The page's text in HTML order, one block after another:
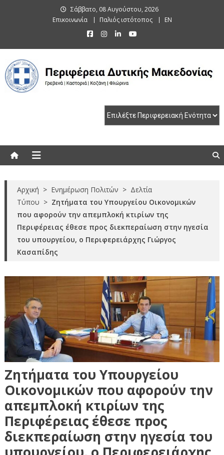
Σάββατο, 08 Αυγούστου, 2026
Επικοινωνία
Παλιός ιστότοπος EN
Αρχική > Ενημέρωση Πολιτών > Δελτία
Τύπου > Ζητήματα του Υπουργείου Οικονομικών
που αφορούν την απεμπλοκή κτιρίων της
Περιφέρειας έθεσε προς διεκπεραίωση στην ηγεσία
του υπουργείου, ο Περιφερειάρχης Γιώργος
Κασαπίδης
Ζητήματα του Υπουργείου
Οικονομικών που αφορούν την
απεμπλοκή κτιρίων της
Περιφέρειας έθεσε προς
διεκπεραίωση στην ηγεσία του